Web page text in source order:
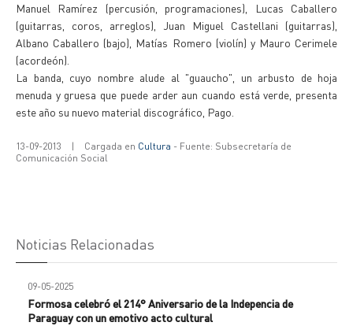
Manuel Ramírez (percusión, programaciones), Lucas Caballero
(guitarras, coros, arreglos), Juan Miguel Castellani (guitarras),
Albano Caballero (bajo), Matías Romero (violín) y Mauro Cerimele
(acordeón).
La banda, cuyo nombre alude al "guaucho", un arbusto de hoja
menuda y gruesa que puede arder aun cuando está verde, presenta
este año su nuevo material discográfico, Pago.
13-09-2013 | Cargada en Cultura - Fuente: Subsecretaría de
Comunicación Social
Noticias Relacionadas
09-05-2025
Formosa celebró el 214° Aniversario de la Indepencia de
Paraguay con un emotivo acto cultural